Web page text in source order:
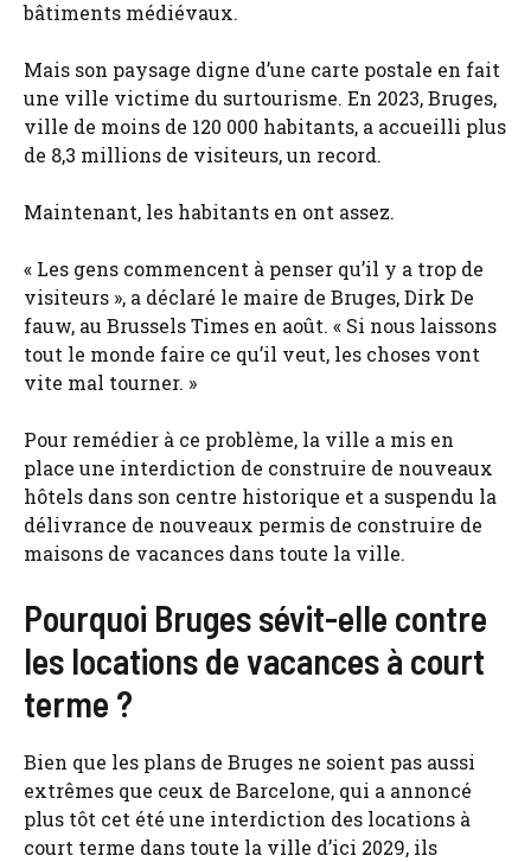
bâtiments médiévaux.
Mais son paysage digne d’une carte postale en fait
une ville victime du surtourisme. En 2023, Bruges,
ville de moins de 120 000 habitants, a accueilli plus
de 8,3 millions de visiteurs, un record.
Maintenant, les habitants en ont assez.
« Les gens commencent à penser qu’il y a trop de
visiteurs », a déclaré le maire de Bruges, Dirk De
fauw, au Brussels Times en août. « Si nous laissons
tout le monde faire ce qu’il veut, les choses vont
vite mal tourner. »
Pour remédier à ce problème, la ville a mis en
place une interdiction de construire de nouveaux
hôtels dans son centre historique et a suspendu la
délivrance de nouveaux permis de construire de
maisons de vacances dans toute la ville.
Pourquoi Bruges sévit-elle contre
les locations de vacances à court
terme ?
Bien que les plans de Bruges ne soient pas aussi
extrêmes que ceux de Barcelone, qui a annoncé
plus tôt cet été une interdiction des locations à
court terme dans toute la ville d’ici 2029, ils